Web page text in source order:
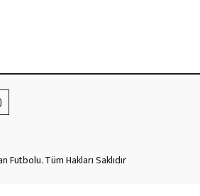
Futbolu. Tüm Hakları Saklıdır